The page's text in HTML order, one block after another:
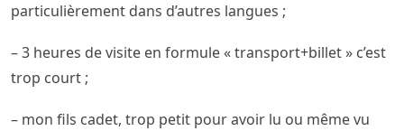
particulièrement dans d’autres langues ;
– 3 heures de visite en formule « transport+billet » c’est
trop court ;
– mon fils cadet, trop petit pour avoir lu ou même vu